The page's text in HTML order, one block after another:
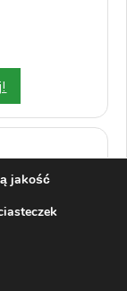
jakość